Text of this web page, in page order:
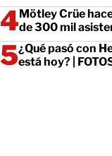
Mötley Crüe
de 300 mil
¿Qué pasó con
está hoy? |